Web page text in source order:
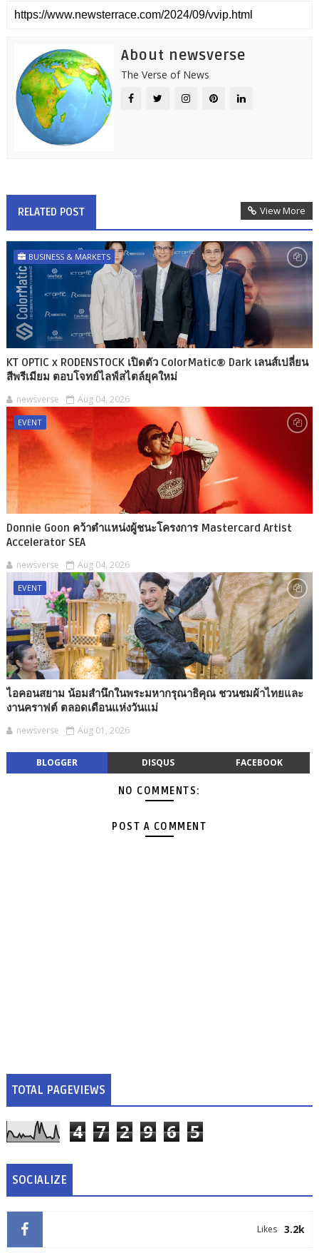
About newsverse
The Verse of News
RELATED POST View More
BUSINESS & MARKETS
KT OPTIC x RODENSTOCK เปิดตัว ColorMatic® Dark เลนส์เปลี่ยน
สีพรีเมียม ตอบโจทย์ไลฟ์สไตล์ยุคใหม่
newsverse Aug 04, 2026
EVENT
Donnie Goon คว้าตำแหน่งผู้ชนะโครงการ Mastercard Artist
Accelerator SEA
newsverse Aug 04, 2026
EVENT
ไอคอนสยาม น้อมสำนึกในพระมหากรุณาธิคุณ ชวนชมผ้าไทยและ
งานคราฟต์ ตลอดเดือนแห่งวันแม่
newsverse Aug 01, 2026
BLOGGER DISQUS FACEBOOK
NO COMMENTS:
POST A COMMENT
TOTAL PAGEVIEWS
4 7 2 9 6 5
SOCIALIZE
3.2k
Likes